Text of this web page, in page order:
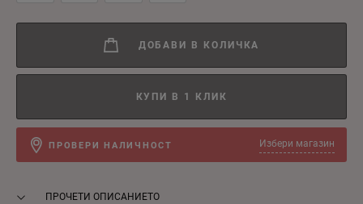
ДОБАВИ В КОЛИЧКА
КУПИ В 1 КЛИК
ПРОВЕРИ НАЛИЧНОСТ Избери магазин
ПРОЧЕТИ ОПИСАНИЕТО